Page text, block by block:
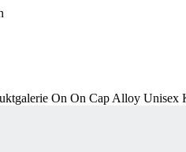
On On Cap Alloy Unisex